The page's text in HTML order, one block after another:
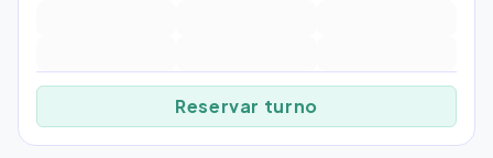
Reservar turno